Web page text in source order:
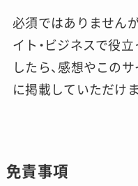
必須ではありません
イト・ビジネスで役
したら、感想やこの
に掲載していただけ
免責事項